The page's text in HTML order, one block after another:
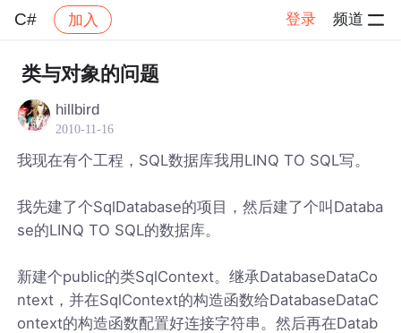
C# 加入 登录 频道
社区 C# 帖子详情
类与对象的问题
hillbird
2010-11-16
我现在有个工程，SQL数据库我用LINQ TO SQL写。
我先建了个SqlDatabase的项目，然后建了个叫Databa
se的LINQ TO SQL的数据库。
新建个public的类SqlContext。继承DatabaseDataCo
ntext，并在SqlContext的构造函数给DatabaseDataC
ontext的构造函数配置好连接字符串。然后再在Datab